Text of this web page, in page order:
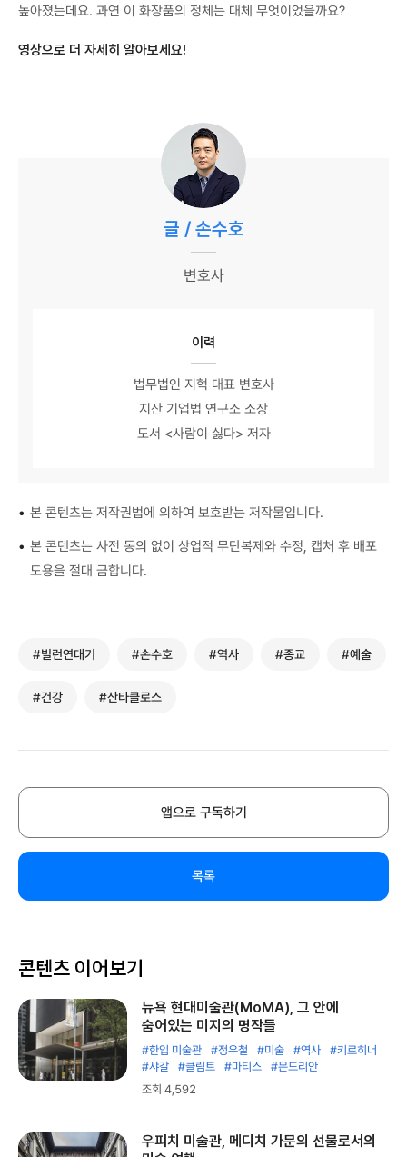
높아졌는데요. 과연 이 화장품의 정체는 대체 무엇이었을까요?
영상으로 더 자세히 알아보세요!
글 / 손수호
변호사
이력
법무법인 지혁 대표 변호사
지산 기업법 연구소 소장
도서 <사람이 싫다> 저자
• 본 콘텐츠는 저작권법에 의하여 보호받는 저작물입니다.
• 본 콘텐츠는 사전 동의 없이 상업적 무단복제와 수정, 캡처 후 배포
도용을 절대 금합니다.
#빌런연대기 #손수호 #역사 #종교 #예술
#건강 #산타클로스
앱으로 구독하기
목록
콘텐츠 이어보기
뉴욕 현대미술관(MoMA), 그 안에
숨어있는 미지의 명작들
#한입 미술관 #정우철 #미술 #역사
#키르히너
#샤갈
#클림트 #마티스
#몬드리안
조회 4,592
우피치 미술관, 메디치 가문의 선물로서의